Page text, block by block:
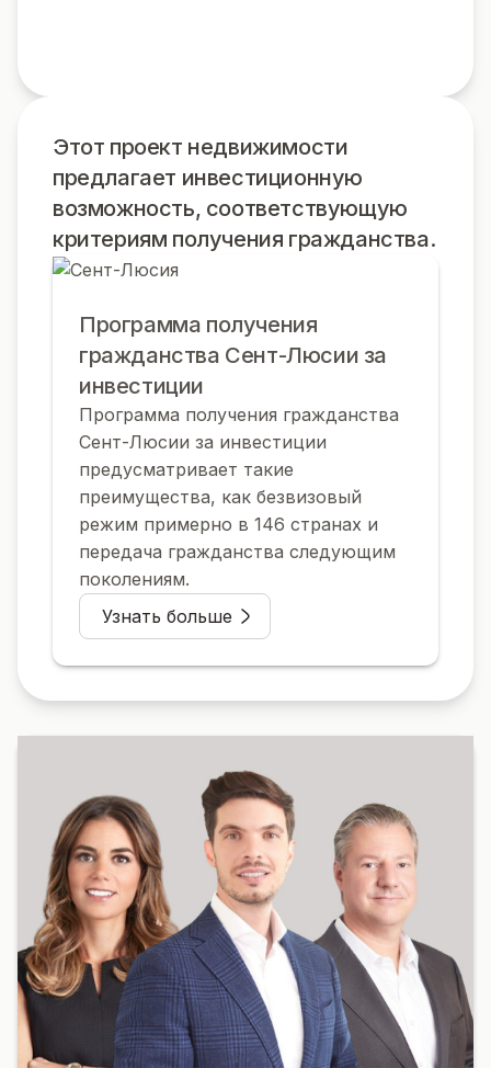
Этот проект недвижимости
предлагает инвестиционную
возможность, соответствующую
критериям получения гражданства.
Программа получения
гражданства Сент-Люсии за
инвестиции
Программа получения гражданства
Сент-Люсии за инвестиции
предусматривает такие
преимущества, как безвизовый
режим примерно в 146 странах и
передача гражданства следующим
поколениям.
Узнать больше